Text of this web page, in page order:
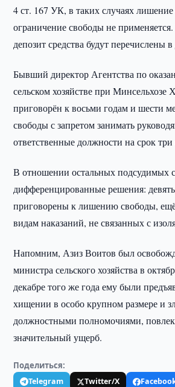
4 ст. 167 УК, в таких случаях
ограничение свободы не
депозит средства будут перечислены в
Бывший директор Агентства по
сельском хозяйстве при
приговорён к восьми годам и шести
свободы с запретом занимать
ответственные должности на срок три
В отношении остальных подсудимых
дифференцированные решения:
приговорены к лишению свободы,
видам наказаний, не связанных с
Напомним, Азиз Воитов был
министра сельского хозяйства в
декабре того же года ему были
хищении в особо крупном размере и
должностными полномочиями,
значительный ущерб.
Поделиться:
Telegram Twitter/X